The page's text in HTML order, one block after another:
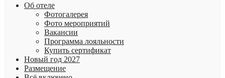
Об отеле
Фотогалерея
Фото мероприятий
Вакансии
Программа лояльности
Купить сертификат
Новый год 2027
Размещение